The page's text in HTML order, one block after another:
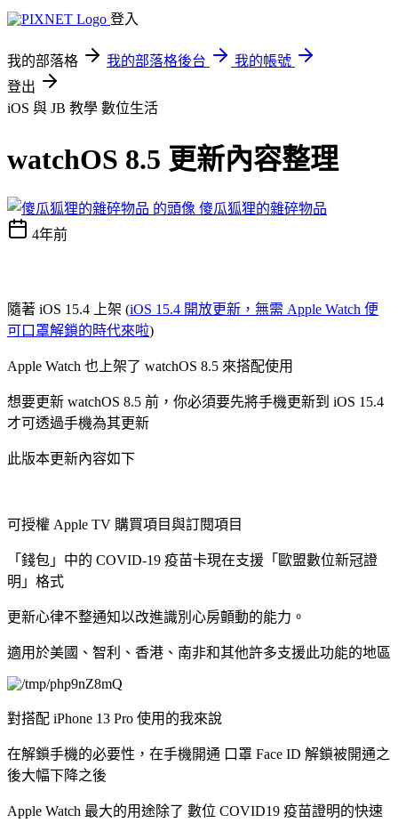
登入
我的部落格 我的部落格後台
我的帳號
登出
iOS 與 JB 教學 數位生活
watchOS 8.5 更新內容整理
傻瓜狐狸的雜碎物品
4年前
隨著 iOS 15.4 上架 (iOS 15.4 開放更新，無需 Apple Watch 便
可口罩解鎖的時代來啦)
Apple Watch 也上架了 watchOS 8.5 來搭配使用
想要更新 watchOS 8.5 前，你必須要先將手機更新到 iOS 15.4
才可透過手機為其更新
此版本更新內容如下
可授權 Apple TV 購買項目與訂閱項目
「錢包」中的 COVID-19 疫苗卡現在支援「歐盟數位新冠證
明」格式
更新心律不整通知以改進識別心房顫動的能力。
適用於美國、智利、香港、南非和其他許多支援此功能的地區
對搭配 iPhone 13 Pro 使用的我來說
在解鎖手機的必要性，在手機開通 口罩 Face ID 解鎖被開通之
後大幅下降之後
Apple Watch 最大的用途除了 數位 COVID19 疫苗證明的快速